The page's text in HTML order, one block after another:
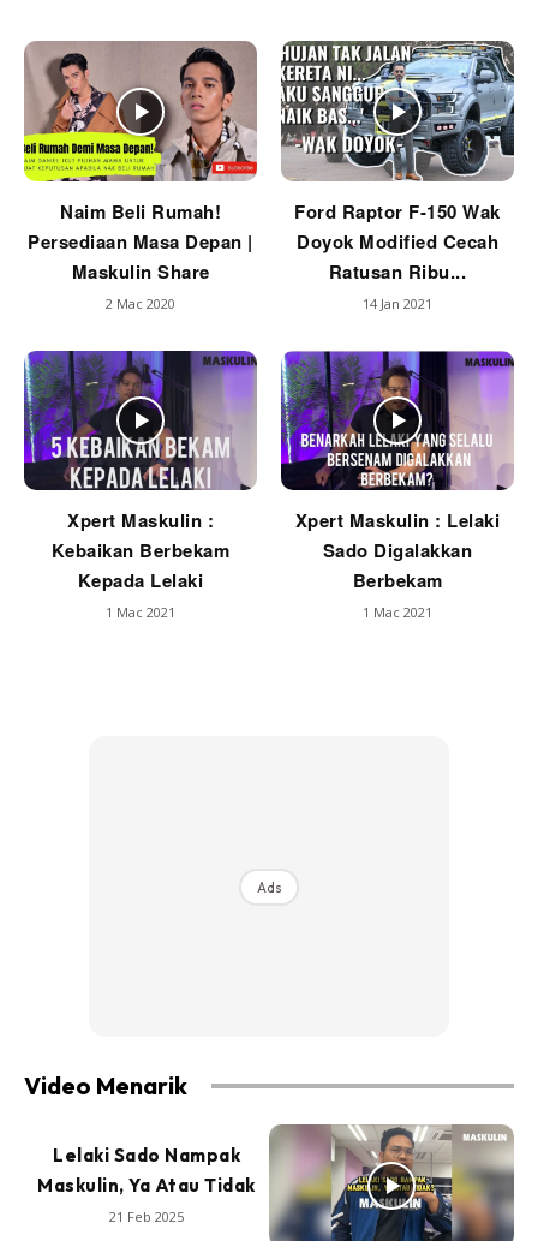
Naim Beli Rumah!
Persediaan Masa Depan |
Maskulin Share
2 Mac 2020
Ford Raptor F-150 Wak
Doyok Modified Cecah
Ratusan Ribu...
14 Jan 2021
Xpert Maskulin :
Kebaikan Berbekam
Kepada Lelaki
1 Mac 2021
Xpert Maskulin : Lelaki
Sado Digalakkan
Berbekam
1 Mac 2021
Ads
Video Menarik
Lelaki Sado Nampak
Maskulin, Ya Atau Tidak
21 Feb 2025